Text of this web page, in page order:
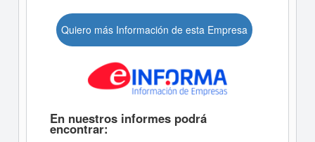
Quiero más Información de esta Empresa
En nuestros informes podrá
encontrar: